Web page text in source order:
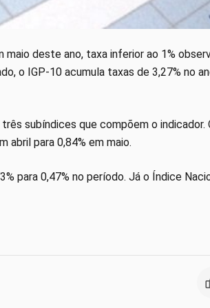
deste ano, taxa inferior ao 1%
o IGP-10 acumula taxas de 3,27% no
subíndices que compõem o indicador.
abril para 0,84% em maio.
para 0,47% no período. Já o Índice